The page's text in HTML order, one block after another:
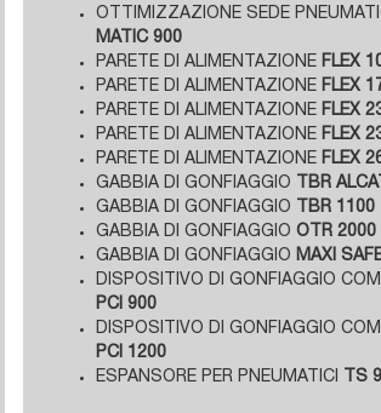
OTTIMIZZAZIONE SEDE
MATIC 900
PARETE DI ALIMENTAZIONE FLEX
PARETE DI ALIMENTAZIONE FLEX
PARETE DI ALIMENTAZIONE FLEX
PARETE DI ALIMENTAZIONE FLEX
PARETE DI ALIMENTAZIONE FLEX
GABBIA DI GONFIAGGIO
TBR
GABBIA DI GONFIAGGIO
TBR 1100
GABBIA DI GONFIAGGIO OTR 2000
GABBIA DI GONFIAGGIO MAXI
DISPOSITIVO DI GONFIAGGIO
PCI 900
DISPOSITIVO DI GONFIAGGIO
PCI 1200
ESPANSORE PER PNEUMATICI
TS